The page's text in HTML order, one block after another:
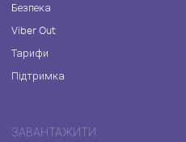
Безпека
Viber Out
Тарифи
Підтримка
ЗАВАНТАЖИТИ